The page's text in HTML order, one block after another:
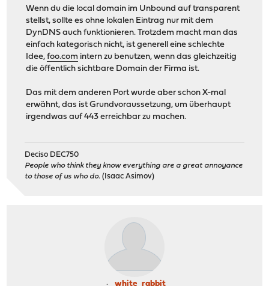
Wenn du die local domain im Unbound auf transparent
stellst, sollte es ohne lokalen Eintrag nur mit dem
DynDNS auch funktionieren. Trotzdem macht man das
einfach kategorisch nicht, ist generell eine schlechte
Idee,foo.com intern zu benutzen, wenn das gleichzeitig
die öffentlich sichtbare Domain der Firma ist.
Das mit dem anderen Port wurde aber schon X-mal
erwähnt, das ist Grundvoraussetzung, um überhaupt
irgendwas auf 443 erreichbar zu machen.
Deciso DEC750
People who think they know everything are a great annoyance
to those of us who do. (Isaac Asimov)
white_rabbit